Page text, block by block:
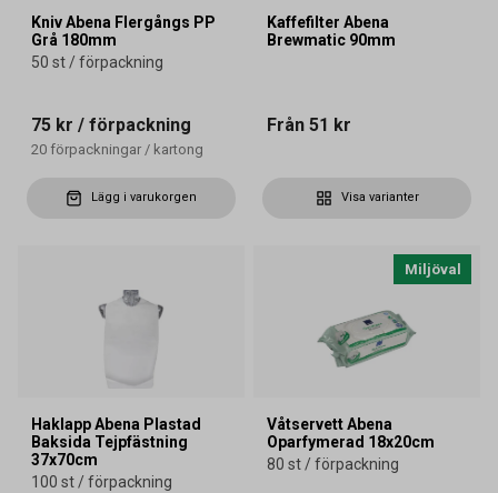
Kniv Abena Flergångs PP
Grå 180mm
50 st / förpackning
75 kr / förpackning
20 förpackningar / kartong
Lägg i varukorgen
Kaffefilter Abena
Brewmatic 90mm
Från 51 kr
Visa varianter
Haklapp Abena Plastad
Baksida Tejpfästning
37x70cm
100 st / förpackning
Miljöval
Våtservett Abena
Oparfymerad 18x20cm
80 st / förpackning